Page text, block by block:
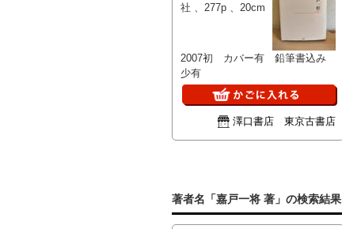
社 、277p 、20cm
2007初 カバー有 鉛筆書込み
少有
澤口書店 東京古書店
著者名「嘉戸一将 著」の検索結果